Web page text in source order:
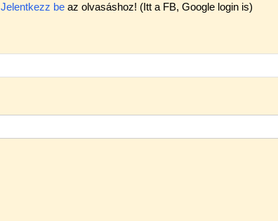
Jelentkezz beaz olvasáshoz! (Itt a FB, Google login is)